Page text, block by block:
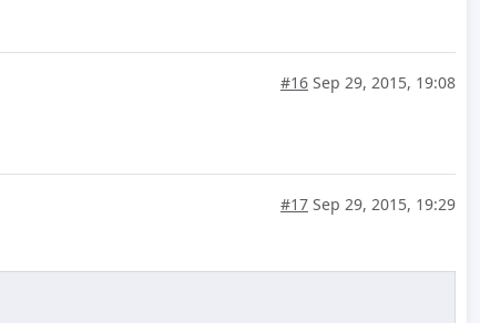
#16 Sep 29, 2015, 19:08
#17 Sep 29, 2015, 19:29